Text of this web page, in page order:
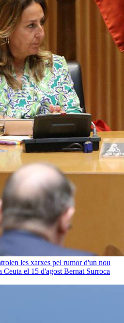
les xarxes pel rumor d'un nou
Ceuta el 15 d'agost Bernat Surroca